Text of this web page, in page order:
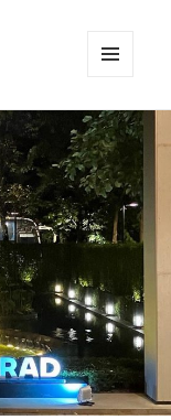
ーとウ
ィジェ
ット